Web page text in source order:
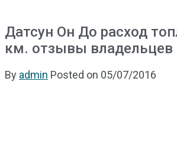
Датсун Он До расход
км. отзывы владельцев
By admin Posted on 05/07/2016